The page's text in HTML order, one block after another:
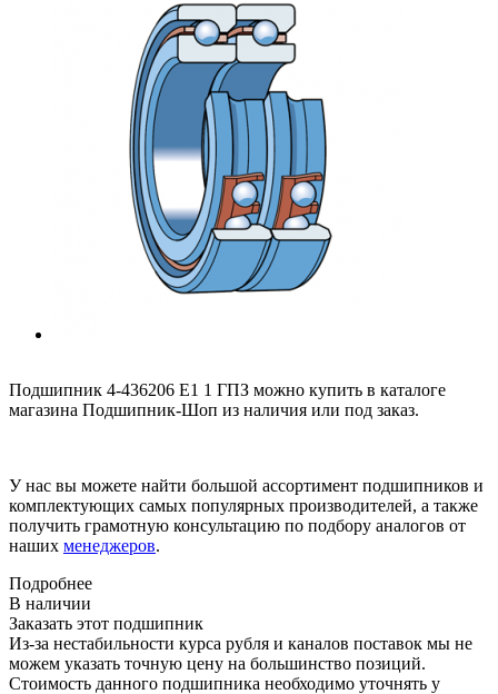
Подшипник 4-436206 Е1 1 ГПЗ можно купить в каталоге
магазина Подшипник-Шоп из наличия или под заказ.
У нас вы можете найти большой ассортимент подшипников и
комплектующих самых популярных производителей, а также
получить грамотную консультацию по подбору аналогов от
наших менеджеров.
Подробнее
В наличии
Заказать этот подшипник
Из-за нестабильности курса рубля и каналов поставок мы не
можем указать точную цену на большинство позиций.
Стоимость данного подшипника необходимо уточнять у